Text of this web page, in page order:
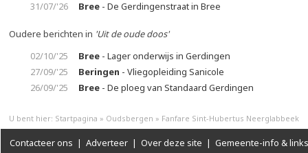
31/07/'26
Bree - De Gerdingenstraat in Bree
Oudere berichten in 'Uit de oude doos'
02/10/'25
Bree - Lager onderwijs in Gerdingen
27/09/'25
Beringen - Vliegopleiding Sanicole
26/09/'25
Bree - De ploeg van Standaard Gerdingen
U bent hier: Startpagina » Oudsbergen » Fanfare Sint-Hubertus Neerglabbeek
Contacteer ons | Adverteer | Over deze site | Gemeente-info & links